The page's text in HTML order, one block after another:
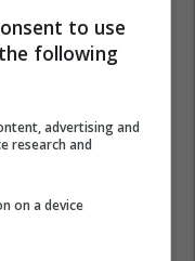
to use
following
advertising and
research and
on a device